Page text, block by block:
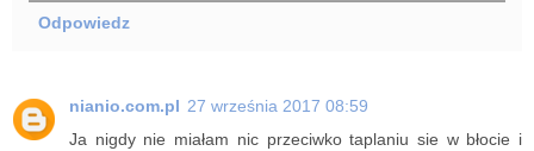
Odpowiedz
nianio.com.pl 27 września 2017 08:59
Ja nigdy nie miałam nic przeciwko taplaniu sie w błocie i